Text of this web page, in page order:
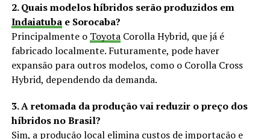
2. Quais modelos híbridos serão produzidos em
Indaiatubae Sorocaba?
Principalmente o ToyotaCorolla Hybrid, que já é
fabricado localmente. Futuramente, pode haver
expansão para outros modelos, como o Corolla Cross
Hybrid, dependendo da demanda.
3. A retomada da produção vai reduzir o preço dos
híbridos no Brasil?
Sim, a produção local elimina custos de importação e